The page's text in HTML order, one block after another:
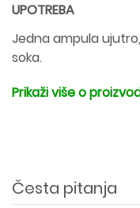
UPOTREBA
Jedna ampula
soka.
Prikaži više o
Česta pitanja